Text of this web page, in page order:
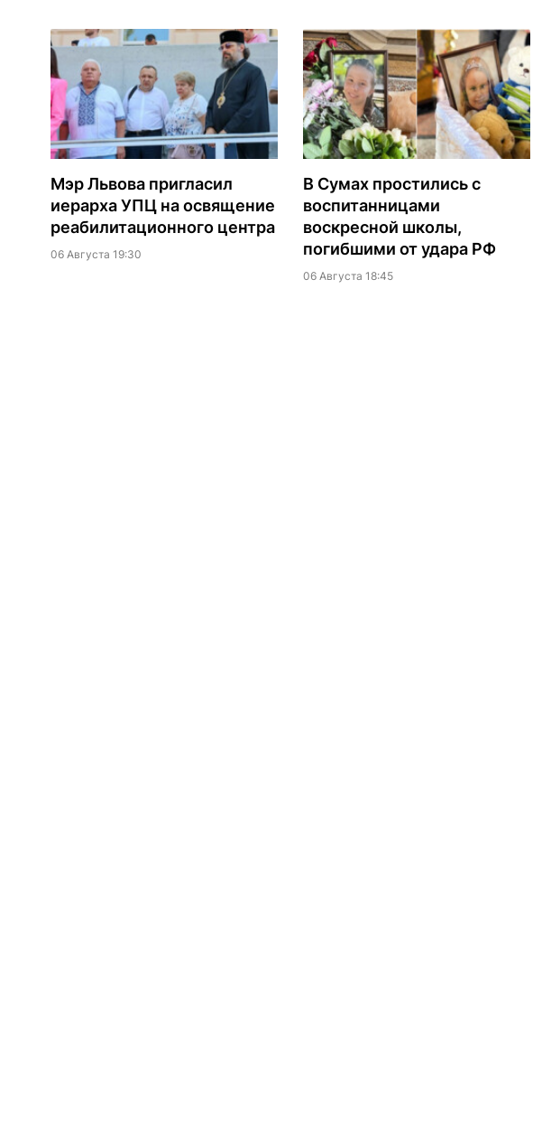
Мэр Львова пригласил
иерарха УПЦ на освящение
реабилитационного центра
06 Августа 19:30
В Сумах простились с
воспитанницами
воскресной школы,
погибшими от удара РФ
06 Августа 18:45